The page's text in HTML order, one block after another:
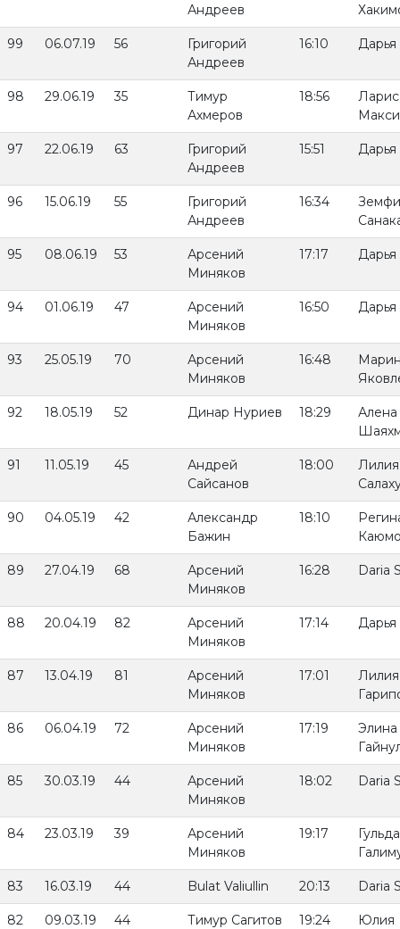
Андреев
99 06.07.19 56
Григорий
Андреев
16:10
98 29.06.19 35
Тимур
Ахмеров
18:56
97 22.06.19 63
Григорий
Андреев
15:51
96 15.06.19 55
Григорий
Андреев
16:34
95 08.06.19 53
Арсений
Миняков
17:17
94 01.06.19 47
Арсений
Миняков
16:50
93 25.05.19 70
Арсений
Миняков
16:48
92 18.05.19 52 Динар Нуриев 18:29
Алена
91 11.05.19 45
Андрей
Сайсанов
18:00
Лилия
90 04.05.19 42
Александр
Бажин
18:10
89 27.04.19 68
Арсений
Миняков
16:28 Daria
88 20.04.19 82
Арсений
Миняков
17:14
87 13.04.19 81
Арсений
Миняков
17:01
Лилия
86 06.04.19 72
Арсений
Миняков
17:19
Элина
85 30.03.19 44
Арсений
Миняков
18:02 Daria
84 23.03.19 39
Арсений
Миняков
19:17
83 16.03.19 44 Bulat Valiullin 20:13 Daria
82 09.03.19 44 Тимур Сагитов 19:24
Юлия